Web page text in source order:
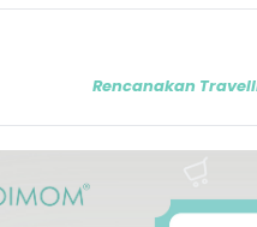
Rencanakan